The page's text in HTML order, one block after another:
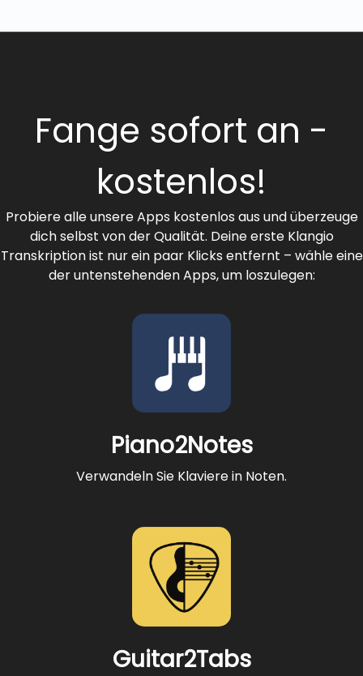
Fange sofort an -
kostenlos!
Probiere alle unsere Apps kostenlos aus und überzeuge
dich selbst von der Qualität. Deine erste Klangio
Transkription ist nur ein paar Klicks entfernt – wähle eine
der untenstehenden Apps, um loszulegen:
Piano2Notes
Verwandeln Sie Klaviere in Noten.
Guitar2Tabs